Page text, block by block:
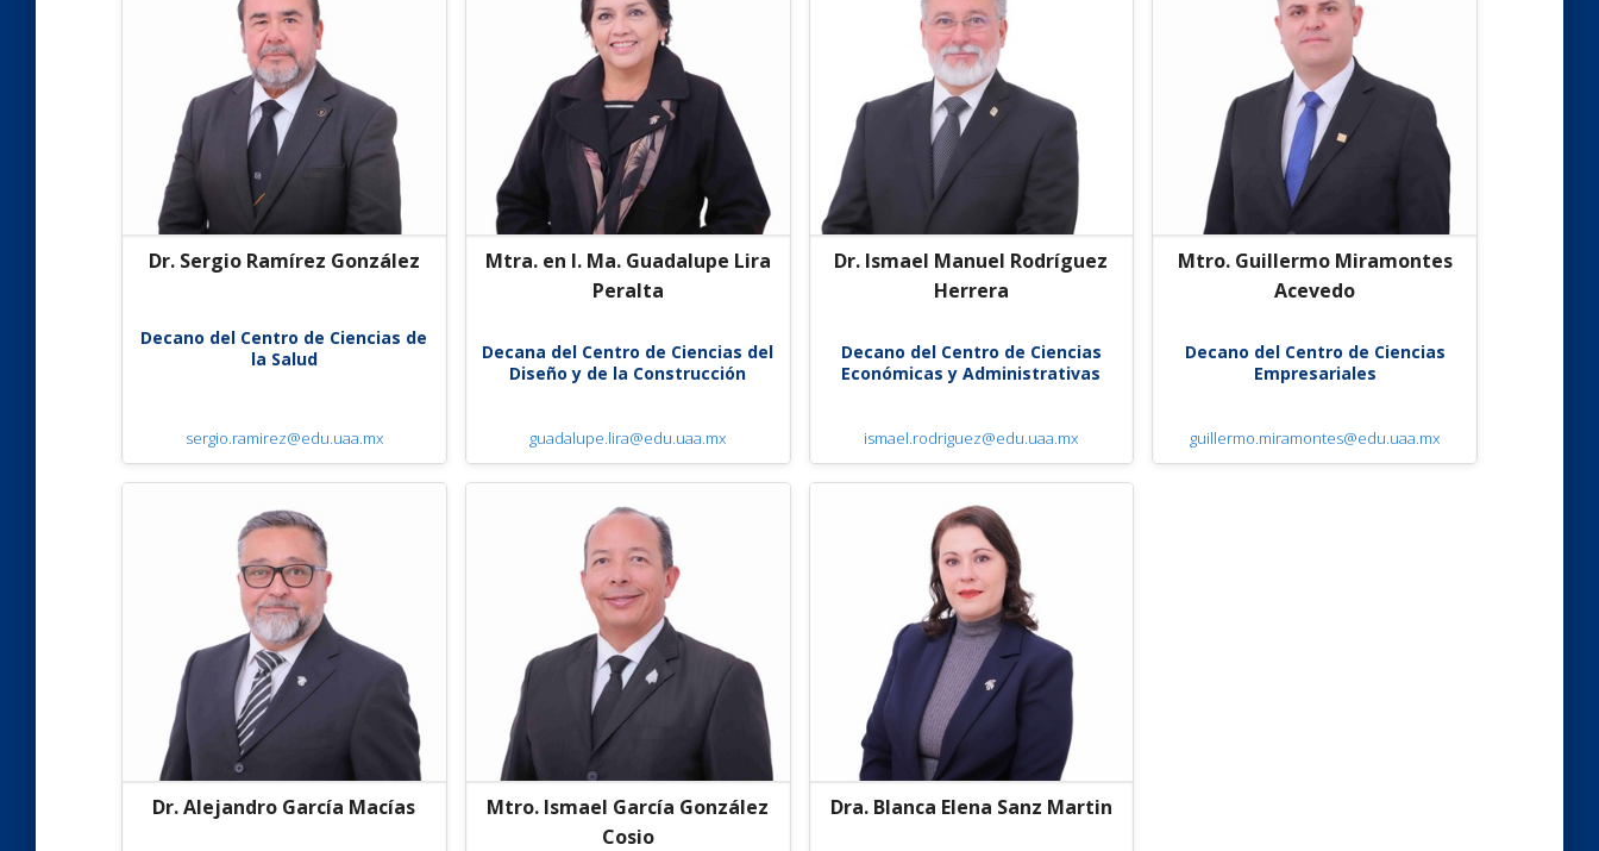
Dr. Sergio Ramírez González
Decano del Centro de Ciencias de
la Salud
sergio.ramirez@edu.uaa.mx
Mtra. en I. Ma. Guadalupe Lira
Peralta
Decana del Centro de Ciencias del
Diseño y de la Construcción
guadalupe.lira@edu.uaa.mx
Dr. Ismael Manuel Rodríguez
Herrera
Decano del Centro de Ciencias
Económicas y Administrativas
ismael.rodriguez@edu.uaa.mx
Mtro. Guillermo Miramontes
Acevedo
Decano del Centro de Ciencias
Empresariales
guillermo.miramontes@edu.uaa.mx
Dr. Alejandro García Macías
Mtro. Ismael García González
Cosio
Dra. Blanca Elena Sanz Martin